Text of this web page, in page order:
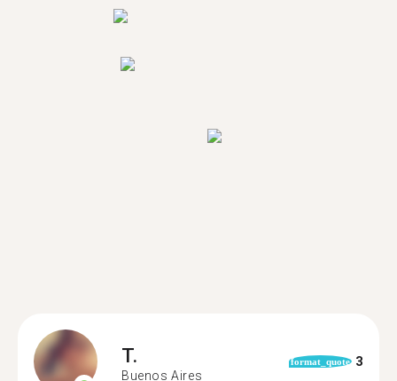
T.
Buenos Aires
format_quote 3